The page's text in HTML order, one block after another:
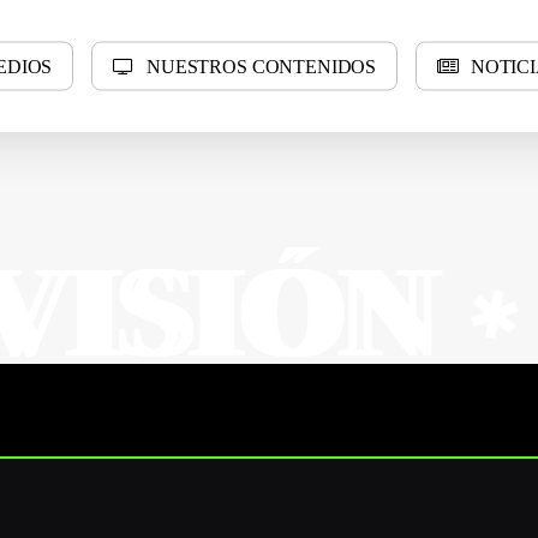
DIOS NUESTROS CONTENIDOS NOTICI